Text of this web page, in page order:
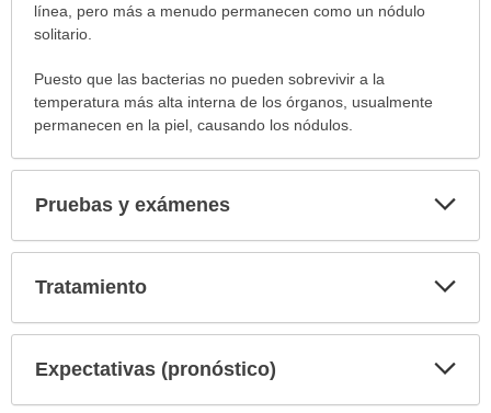
línea, pero más a menudo permanecen como un nódulo
solitario.
Puesto que las bacterias no pueden sobrevivir a la
temperatura más alta interna de los órganos, usualmente
permanecen en la piel, causando los nódulos.
Pruebas y exámenes
Tratamiento
Expectativas (pronóstico)